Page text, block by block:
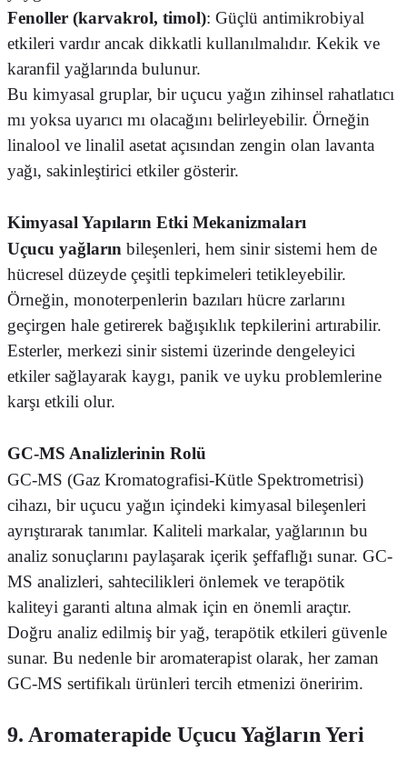
Fenoller (karvakrol, timol): Güçlü antimikrobiyal
etkileri vardır ancak dikkatli kullanılmalıdır. Kekik ve
karanfil yağlarında bulunur.
Bu kimyasal gruplar, bir uçucu yağın zihinsel rahatlatıcı
mı yoksa uyarıcı mı olacağını belirleyebilir. Örneğin
linalool ve linalil asetat açısından zengin olan lavanta
yağı, sakinleştirici etkiler gösterir.
Kimyasal Yapıların Etki Mekanizmaları
Uçucu yağların bileşenleri, hem sinir sistemi hem de
hücresel düzeyde çeşitli tepkimeleri tetikleyebilir.
Örneğin, monoterpenlerin bazıları hücre zarlarını
geçirgen hale getirerek bağışıklık tepkilerini artırabilir.
Esterler, merkezi sinir sistemi üzerinde dengeleyici
etkiler sağlayarak kaygı, panik ve uyku problemlerine
karşı etkili olur.
GC-MS Analizlerinin Rolü
GC-MS (Gaz Kromatografisi-Kütle Spektrometrisi)
cihazı, bir uçucu yağın içindeki kimyasal bileşenleri
ayrıştırarak tanımlar. Kaliteli markalar, yağlarının bu
analiz sonuçlarını paylaşarak içerik şeffaflığı sunar. GC-
MS analizleri, sahtecilikleri önlemek ve terapötik
kaliteyi garanti altına almak için en önemli araçtır.
Doğru analiz edilmiş bir yağ, terapötik etkileri güvenle
sunar. Bu nedenle bir aromaterapist olarak, her zaman
GC-MS sertifikalı ürünleri tercih etmenizi öneririm.
9. Aromaterapide Uçucu Yağların Yeri